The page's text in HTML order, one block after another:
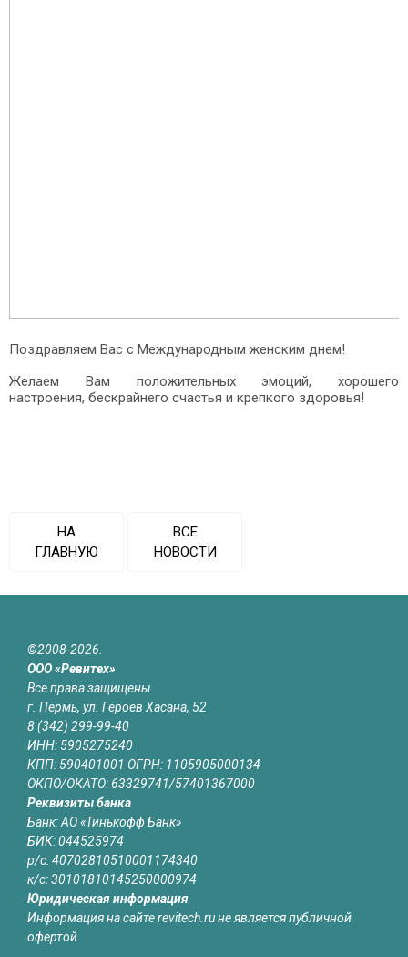
Поздравляем Вас с Международным женским днем!
Желаем Вам положительных эмоций, хорошего
настроения, бескрайнего счастья и крепкого здоровья!
НА
ГЛАВНУЮ
ВСЕ
НОВОСТИ
©2008-2026.
ООО «Ревитех»
Все права защищены
г. Пермь, ул. Героев Хасана, 52
8 (342) 299-99-40
ИНН: 5905275240
КПП: 590401001 ОГРН: 1105905000134
ОКПО/ОКАТО: 63329741/57401367000
Реквизиты банка
Банк: АО «Тинькофф Банк»
БИК: 044525974
р/с: 40702810510001174340
к/с: 30101810145250000974
Юридическая информация
Информация на сайте revitech.ru не является публичной
офертой